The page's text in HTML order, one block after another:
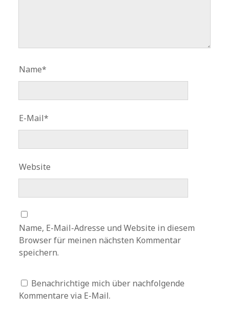
Name*
E-Mail*
Website
Name, E-Mail-Adresse und Website in diesem
Browser für meinen nächsten Kommentar
speichern.
Benachrichtige mich über nachfolgende
Kommentare via E-Mail.